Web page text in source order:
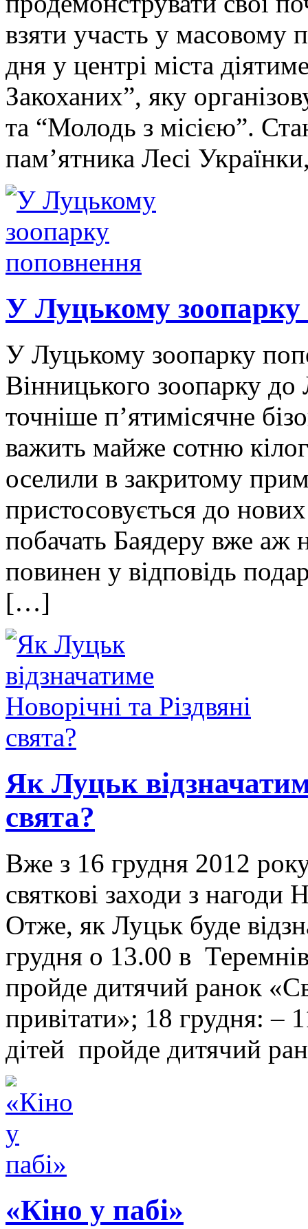
взяти участь у масовому
дня у центрі міста
Закоханих”, яку
та “Молодь з місією”.
пам’ятника Лесі
У Луцькому
У Луцькому зоопарку
Вінницького зоопарку до
точніше п’ятимісячне
важить майже сотню
оселили в закритому
пристосовується до
побачать Баядеру вже аж
повинен у відповідь
[…]
Як Луцьк
свята?
Вже з 16 грудня 2012
святкові заходи з нагоди
Отже, як Луцьк буде
грудня о 13.00 в
пройде дитячий ранок
привітати»; 18 грудня: –
дітей пройде дитячий
«Кіно у пабі»